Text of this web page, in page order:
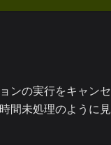
ンの実行をキャンセ
間未処理のように見